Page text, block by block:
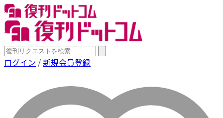
ログイン /新規会員登録